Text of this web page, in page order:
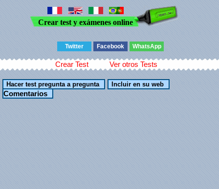
Crear test y exámenes online
Twitter Facebook WhatsApp
Crear Test Ver otros Tests
Comentarios